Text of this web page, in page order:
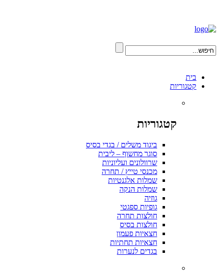
בית
קטגוריות
קטגוריות
ביגוד משלים / בגדי בסיס
סוגר מחשוף – ליבית
שרוולונים ועליוניות
מכנסי טייץ / תחרה
שמלות אלגנטיות
שמלות הנקה
גוזיה
גופיות ספגטי
חולצות תחרה
חולצות בסיס
חצאיות פעמון
חצאיות תחתיות
בגדים לנערות